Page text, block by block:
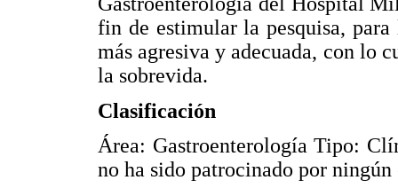
fin de estimular la pesquisa,
más agresiva y adecuada, con lo
la sobrevida.
Clasificación
Área: Gastroenterología Tipo:
no ha sido patrocinado por